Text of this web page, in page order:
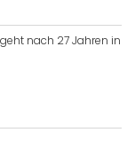
nach 27 Jahren in